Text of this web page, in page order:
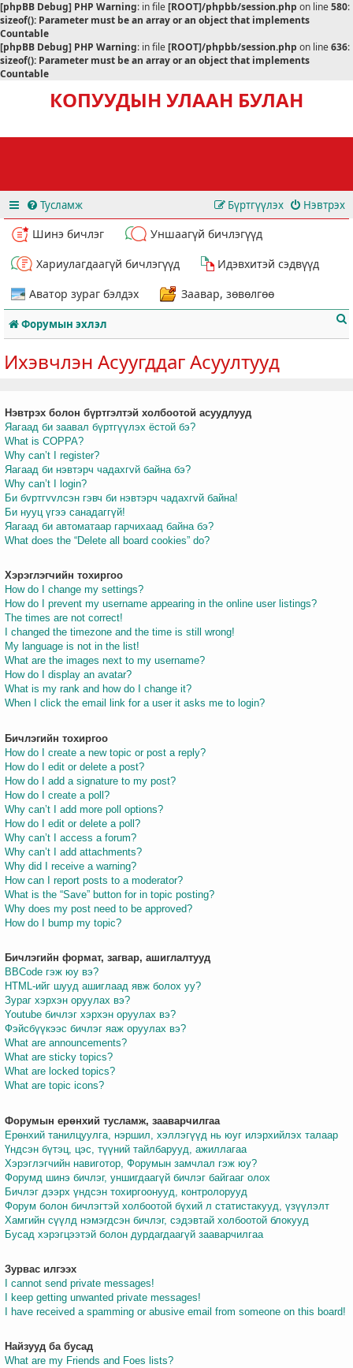
[phpBB Debug] PHP Warning: in file[ROOT]/phpbb/session.php on line580:
sizeof(): Parameter must be an array or an object that implements
Countable
[phpBB Debug] PHP Warning: in file[ROOT]/phpbb/session.php on line636:
sizeof(): Parameter must be an array or an object that implements
Countable
КОПУУДЫН УЛААН БУЛАН
Тусламж Нэвтрэх
Бүртгүүлэх
Шинэ бичлэг
Уншаагүй бичлэгүүд
Хариулагдаагүй бичлэгүүд
Идэвхитэй сэдвүүд
Аватор зураг бэлдэх
Заавар, зөвөлгөө
Форумын эхлэл
Ихэвчлэн Асуугддаг Асуултууд
Нэвтрэх болон бүртгэлтэй холбоотой асуудлууд
Яагаад би заавал бүртгүүлэх ёстой бэ?
What is COPPA?
Why can’t I register?
Яагаад би нэвтэрч чадахгvй байна бэ?
Why can’t I login?
Би бvртгvvлсэн гэвч би нэвтэрч чадахгvй байна!
Би нууц үгээ санадаггүй!
Яагаад би автоматаар гарчихаад байна бэ?
What does the “Delete all board cookies” do?
Хэрэглэгчийн тохиргоо
How do I change my settings?
How do I prevent my username appearing in the online user listings?
The times are not correct!
I changed the timezone and the time is still wrong!
My language is not in the list!
What are the images next to my username?
How do I display an avatar?
What is my rank and how do I change it?
When I click the email link for a user it asks me to login?
Бичлэгийн тохиргоо
How do I create a new topic or post a reply?
How do I edit or delete a post?
How do I add a signature to my post?
How do I create a poll?
Why can’t I add more poll options?
How do I edit or delete a poll?
Why can’t I access a forum?
Why can’t I add attachments?
Why did I receive a warning?
How can I report posts to a moderator?
What is the “Save” button for in topic posting?
Why does my post need to be approved?
How do I bump my topic?
Бичлэгийн формат, загвар, ашиглалтууд
BBCode гэж юу вэ?
HTML-ийг шууд ашиглаад явж болох уу?
Зураг хэрхэн оруулах вэ?
Youtube бичлэг хэрхэн оруулах вэ?
Фэйсбүүкээс бичлэг яаж оруулах вэ?
What are announcements?
What are sticky topics?
What are locked topics?
What are topic icons?
Форумын ерөнхий тусламж, зааварчилгаа
Ерөнхий танилцуулга, нэршил, хэллэгүүд нь юуг илэрхийлэх талаар
Үндсэн бүтэц, цэс, түүний тайлбарууд, ажиллагаа
Хэрэглэгчийн навиготор, Форумын замчлал гэж юу?
Форумд шинэ бичлэг, уншигдаагүй бичлэг байгааг олох
Бичлэг дээрх үндсэн тохиргоонууд, контролорууд
Форум болон бичлэгтэй холбоотой бүхий л статистакууд, үзүүлэлт
Хамгийн сүүлд нэмэгдсэн бичлэг, сэдэвтай холбоотой блокууд
Бусад хэрэгцээтэй болон дурдагдаагүй зааварчилгаа
Зурвас илгээх
I cannot send private messages!
I keep getting unwanted private messages!
I have received a spamming or abusive email from someone on this board!
Найзууд ба бусад
What are my Friends and Foes lists?